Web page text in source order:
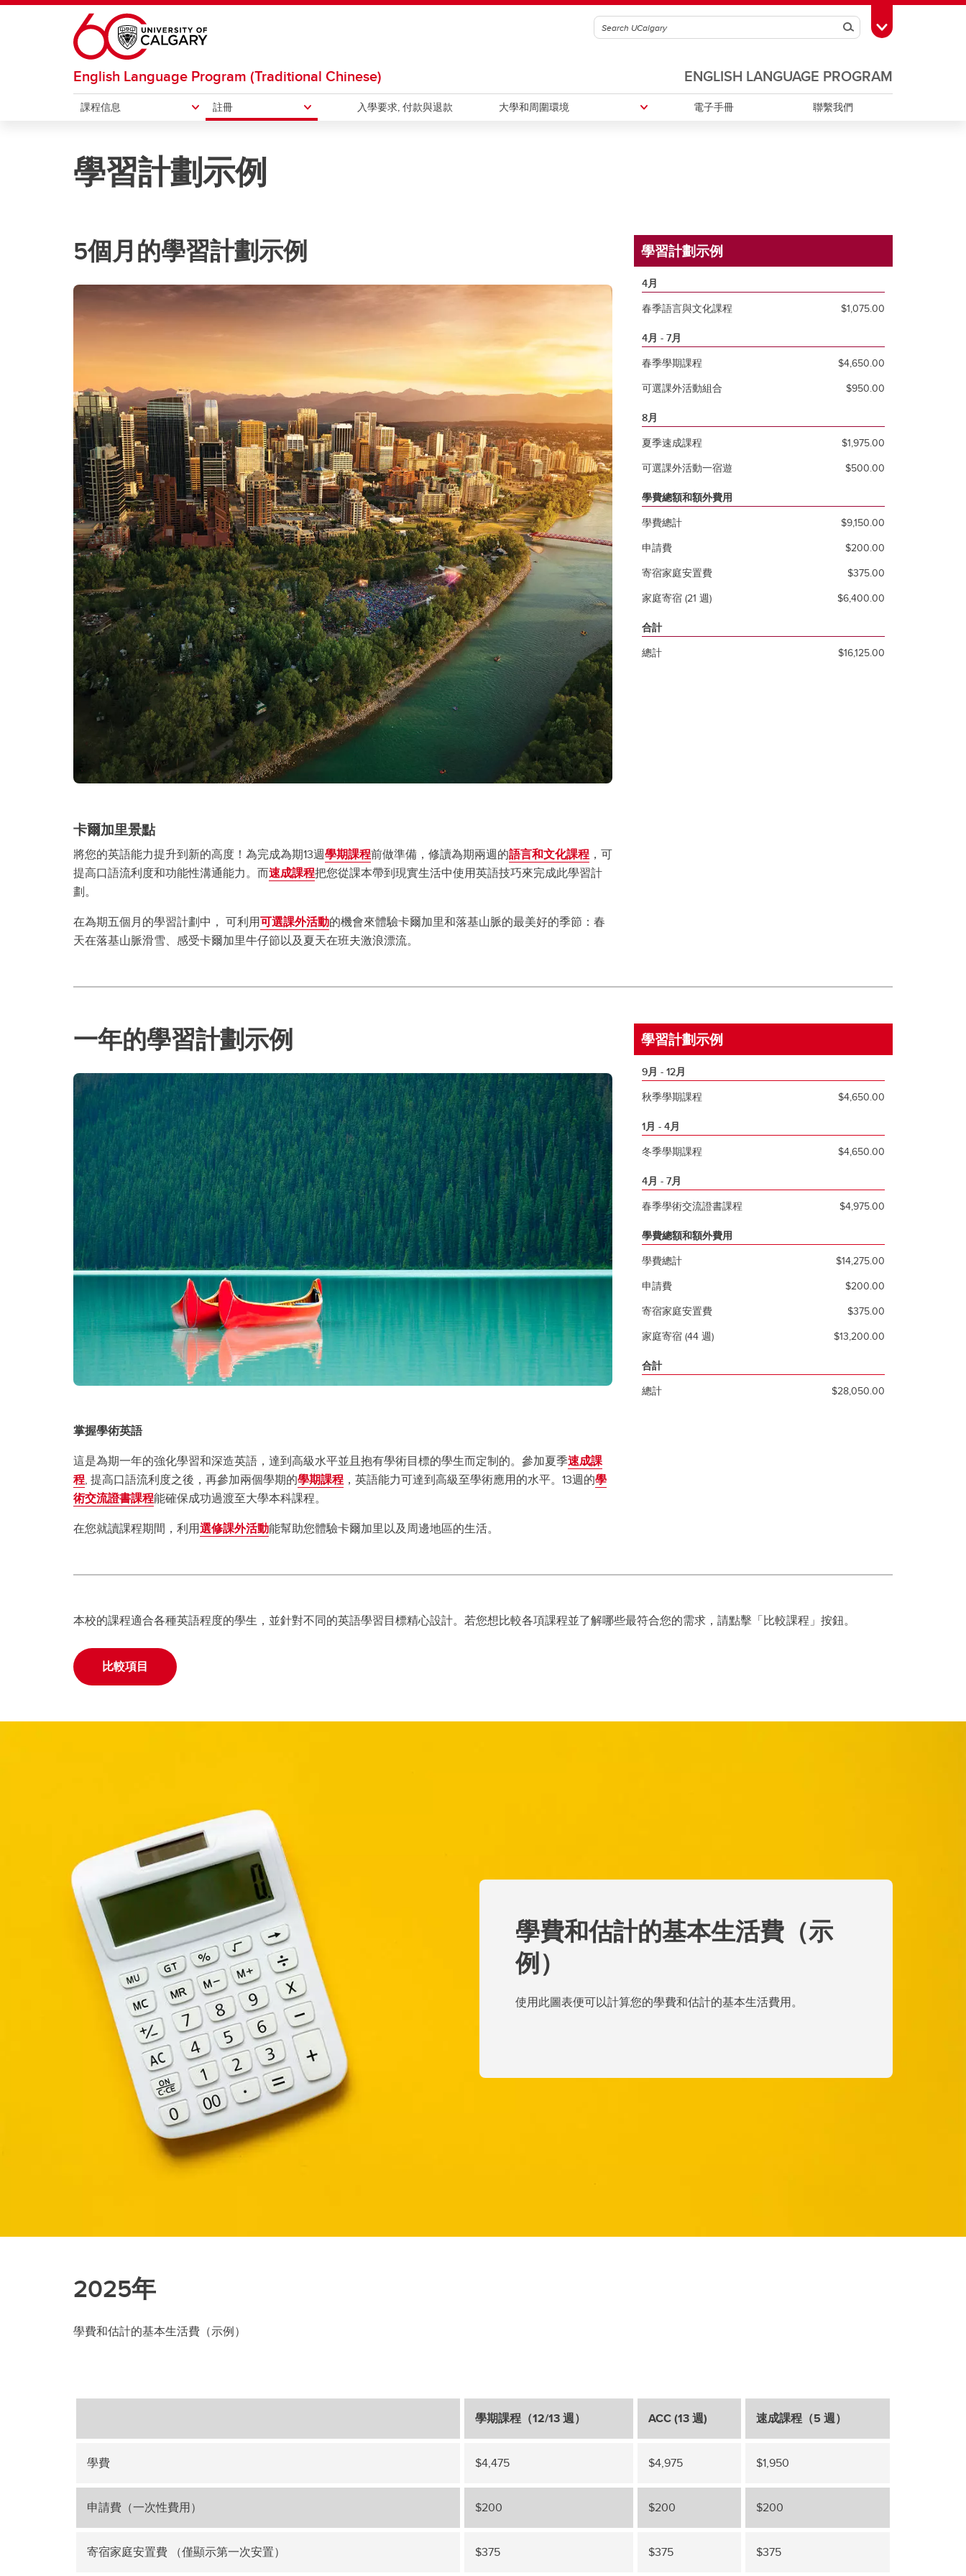
Skip to main content
SearchToggle Toolbox
ENGLISH LANGUAGE PROGRAM
English Language Program (Traditional Chinese)
課程信息
學期課程
註冊
策劃您的學習方案
入學要求, 付款與退款 大學和周圍環境
學校概況
電子手冊 聯繫我們
學習計劃示例
5個月的學習計劃示例
卡爾加里景點
將您的英語能力提升到新的高度！為完成為期13週學期課程前做準備，修讀為期兩週的語言和文化課程，可
提高口語流利度和功能性溝通能力。而速成課程把您從課本帶到現實生活中使用英語技巧來完成此學習計
劃。
在為期五個月的學習計劃中， 可利用可選課外活動的機會來體驗卡爾加里和落基山脈的最美好的季節：春
天在落基山脈滑雪、感受卡爾加里牛仔節以及夏天在班夫激浪漂流。
學習計劃示例
4月
春季語言與文化課程
$1,075.00
4月 - 7月
春季學期課程
$4,650.00
可選課外活動組合
$950.00
8月
夏季速成課程
$1,975.00
可選課外活動一宿遊
$500.00
學費總額和額外費用
學費總計
$9,150.00
申請費
$200.00
寄宿家庭安置費
$375.00
家庭寄宿 (21 週)
$6,400.00
合計
總計
$16,125.00
一年的學習計劃示例
掌握學術英語
這是為期一年的強化學習和深造英語，達到高級水平並且抱有學術目標的學生而定制的。參加夏季速成課
程, 提高口語流利度之後，再參加兩個學期的學期課程，英語能力可達到高級至學術應用的水平。13週的學
術交流證書課程能確保成功過渡至大學本科課程。
在您就讀課程期間，利用選修課外活動能幫助您體驗卡爾加里以及周邊地區的生活。
學習計劃示例
9月 - 12月
秋季學期課程
$4,650.00
1月 - 4月
冬季學期課程
$4,650.00
4月 - 7月
春季學術交流證書課程
$4,975.00
學費總額和額外費用
學費總計
$14,275.00
申請費
$200.00
寄宿家庭安置費
$375.00
家庭寄宿 (44 週)
$13,200.00
合計
總計
$28,050.00
本校的課程適合各種英語程度的學生，並針對不同的英語學習目標精心設計。若您想比較各項課程並了解哪些最符合您的需求，請點擊「比較課程」按鈕。
比較項目
學費和估計的基本生活費（示
例）
使用此圖表便可以計算您的學費和估計的基本生活費用。
2025年
學費和估計的基本生活費（示例）
學期課程（12/13 週） ACC (13 週)‬ 速成課程（5 週）
學費 $4,475 $4,975 $1,950
申請費（一次性費用）‬ $200‭ ‬ $200‭ ‬ $200‭ ‬
寄宿家庭安置費 （僅顯示第一次安置）‬ $375 $375 $375